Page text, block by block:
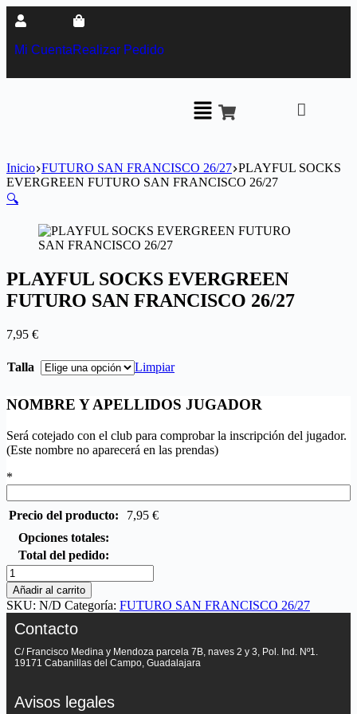
Mi CuentaRealizar Pedido
Inicio FUTURO SAN FRANCISCO 26/27 PLAYFUL SOCKS
EVERGREEN FUTURO SAN FRANCISCO 26/27
🔍
PLAYFUL SOCKS EVERGREEN
FUTURO SAN FRANCISCO 26/27
7,95 €
Talla Limpiar
NOMBRE Y APELLIDOS JUGADOR
Será cotejado con el club para comprobar la inscripción del jugador.
(Este nombre no aparecerá en las prendas)
*
Precio del producto: 7,95 €
Opciones totales:
Total del pedido:
Añadir al carrito
SKU: N/D Categoría: FUTURO SAN FRANCISCO 26/27
Contacto
C/ Francisco Medina y Mendoza parcela 7B, naves 2 y 3, Pol. Ind. Nº1.
19171 Cabanillas del Campo, Guadalajara
Avisos legales